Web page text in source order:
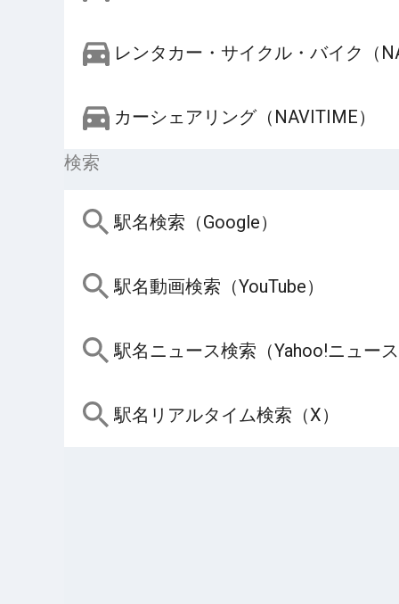
レンタカー・サイクル・バイク（
カーシェアリング（NAVITIME）
検索
駅名検索（Google）
駅名動画検索（YouTube）
駅名ニュース検索（Yahoo!ニュー
駅名リアルタイム検索（X）